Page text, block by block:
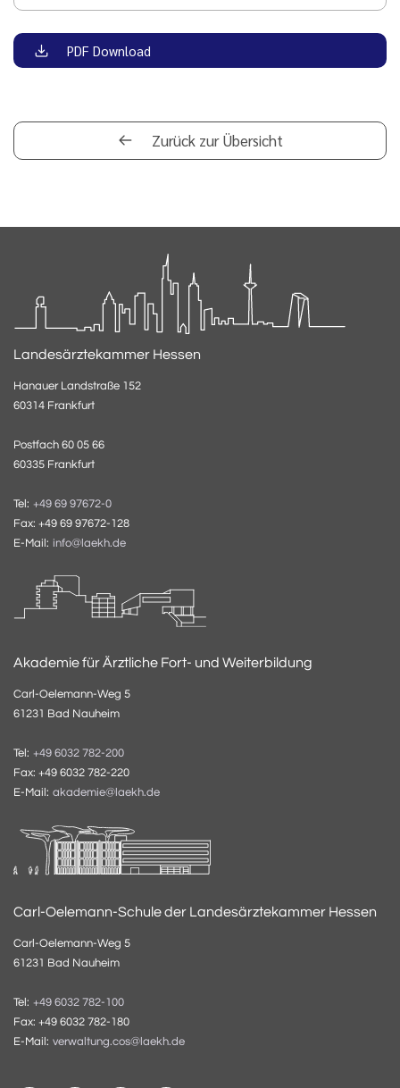
PDF Download
Zurück zur Übersicht
Landesärztekammer Hessen
Hanauer Landstraße 152
60314 Frankfurt
Postfach 60 05 66
60335 Frankfurt
Tel: +49 69 97672-0
Fax: +49 69 97672-128
E-Mail: info@laekh.de
Akademie für Ärztliche Fort- und Weiterbildung
Carl-Oelemann-Weg 5
61231 Bad Nauheim
Tel: +49 6032 782-200
Fax: +49 6032 782-220
E-Mail: akademie@laekh.de
Carl-Oelemann-Schule der Landesärztekammer Hessen
Carl-Oelemann-Weg 5
61231 Bad Nauheim
Tel: +49 6032 782-100
Fax: +49 6032 782-180
E-Mail: verwaltung.cos@laekh.de